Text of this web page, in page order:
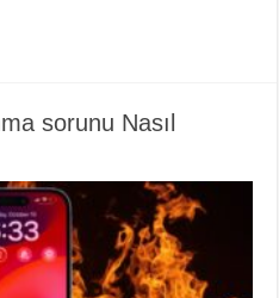
sorunu Nasıl